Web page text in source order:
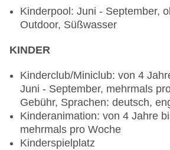
Kinderpool: Juni - September,
Outdoor, Süßwasser
KINDER
Kinderclub/Miniclub: von 4
Juni - September, mehrmals
Gebühr, Sprachen: deutsch,
Kinderanimation: von 4 Jahre
mehrmals pro Woche
Kinderspielplatz